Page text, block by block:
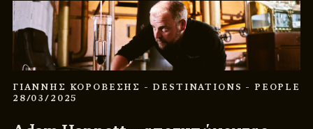
ΓΙΑΝΝΗΣ ΚΟΡΟΒΕΣΗΣ - DESTINATIONS - PEOPLE
28/03/2025